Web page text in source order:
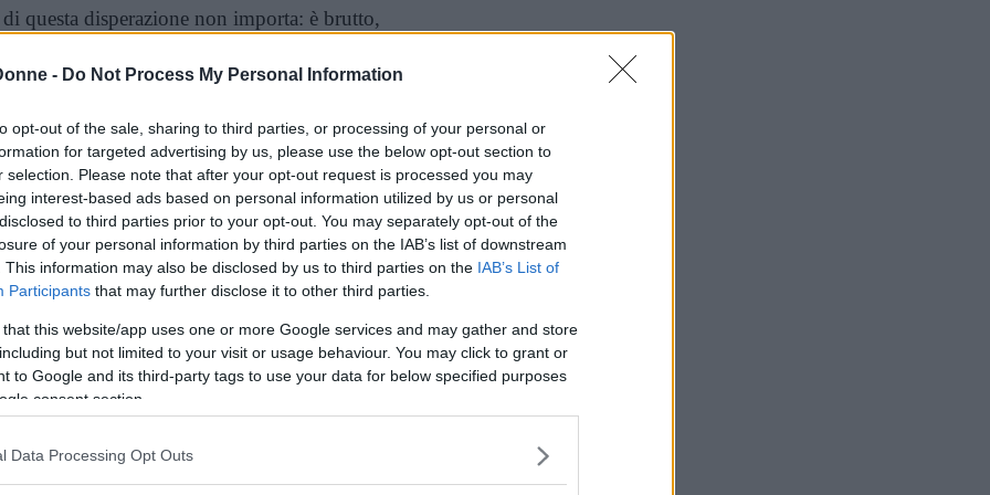
- Do Not Process My Personal Information
opt-out of the sale, sharing to third parties, or processing of your personal or
for targeted advertising by us, please use the below opt-out section to
selection. Please note that after your opt-out request is processed you may
interest-based ads based on personal information utilized by us or personal
to third parties prior to your opt-out. You may separately opt-out of the
of your personal information by third parties on the IAB’s list of downstream
This information may also be disclosed by us to third parties on the IAB’s List of
Participants that may further disclose it to other third parties.
that this website/app uses one or more Google services and may gather and store
but not limited to your visit or usage behaviour. You may click to grant or
to Google and its third-party tags to use your data for below specified purposes
consent section.
Data Processing Opt Outs
questa disperazione non importa: è brutto,
da qualsiasi lavoro per il quale viene
lui non conta; un uomo che fa della
della sua vita. Perché la sua vita è, in
bordello e l’altro, tra un bar e
si trascina, per inerzia.
ma ancora di più dall’incapacità di fare
falsa e ipocrita, si affollano, e l’autore dà loro
dando loro la voce che meritano. Con uno
i reietti parlano, e lo fanno in modo
di più di una prostituta, di più di un